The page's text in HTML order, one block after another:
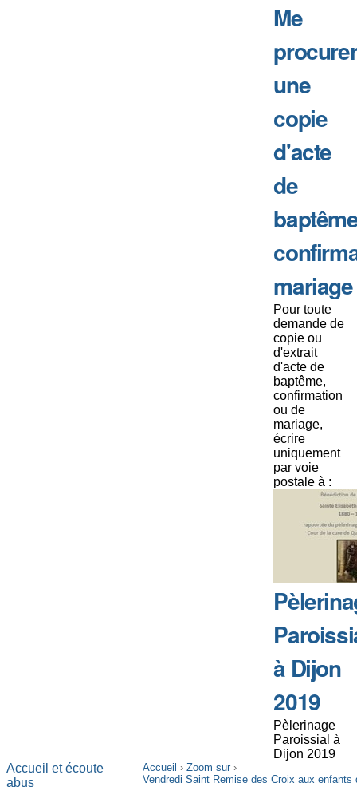
Me
procurer
une
copie
d'acte
de
mariage
Pour toute
demande de
copie ou
d'extrait
d'acte de
baptême,
confirmation
ou de
mariage,
écrire
uniquement
par voie
postale à :
à Dijon
2019
Pèlerinage
Paroissial à
Dijon 2019
Accueil › Zoom sur ›
Vendredi Saint Remise des Croix aux enfants
Accueil et écoute
abus